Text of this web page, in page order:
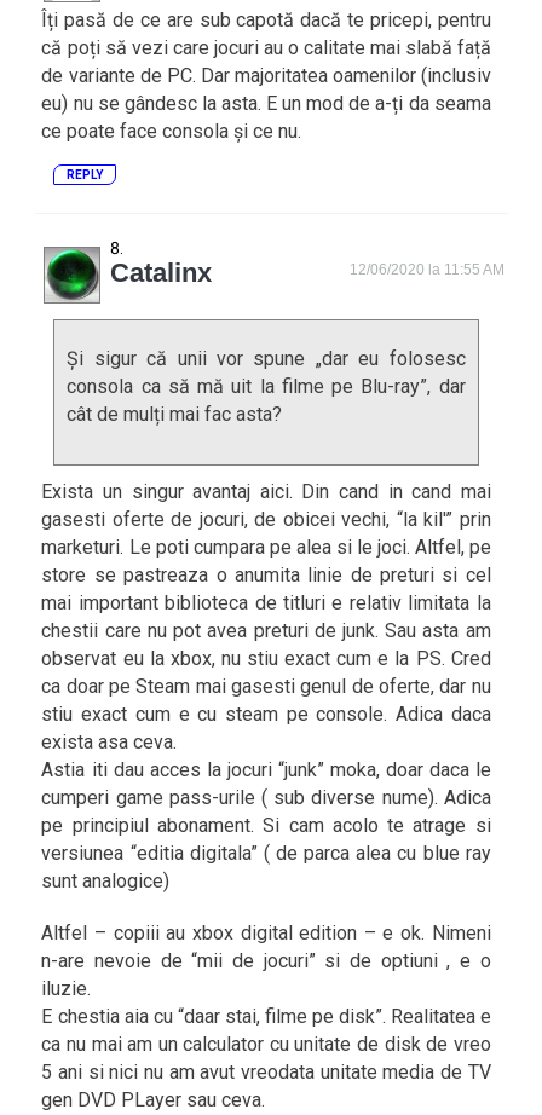
Îți pasă de ce are sub capotă dacă te pricepi, pentru
că poți să vezi care jocuri au o calitate mai slabă față
de variante de PC. Dar majoritatea oamenilor (inclusiv
eu) nu se gândesc la asta. E un mod de a-ți da seama
ce poate face consola și ce nu.
REPLY
Catalinx 12/06/2020 la 11:55 AM
Și sigur că unii vor spune „dar eu folosesc
consola ca să mă uit la filme pe Blu-ray”, dar
cât de mulți mai fac asta?
Exista un singur avantaj aici. Din cand in cand mai
gasesti oferte de jocuri, de obicei vechi, “la kil'” prin
marketuri. Le poti cumpara pe alea si le joci. Altfel, pe
store se pastreaza o anumita linie de preturi si cel
mai important biblioteca de titluri e relativ limitata la
chestii care nu pot avea preturi de junk. Sau asta am
observat eu la xbox, nu stiu exact cum e la PS. Cred
ca doar pe Steam mai gasesti genul de oferte, dar nu
stiu exact cum e cu steam pe console. Adica daca
exista asa ceva.
Astia iti dau acces la jocuri “junk” moka, doar daca le
cumperi game pass-urile ( sub diverse nume). Adica
pe principiul abonament. Si cam acolo te atrage si
versiunea “editia digitala” ( de parca alea cu blue ray
sunt analogice)
Altfel – copiii au xbox digital edition – e ok. Nimeni
n-are nevoie de “mii de jocuri” si de optiuni , e o
iluzie.
E chestia aia cu “daar stai, filme pe disk”. Realitatea e
ca nu mai am un calculator cu unitate de disk de vreo
5 ani si nici nu am avut vreodata unitate media de TV
gen DVD PLayer sau ceva.